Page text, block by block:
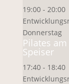
19:00 - 20:00
Donnerstag
Pilates
Speiser
17:40 - 18:40